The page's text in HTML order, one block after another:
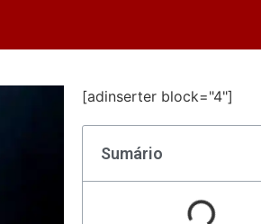
[adinserter block="4"]
Sumário